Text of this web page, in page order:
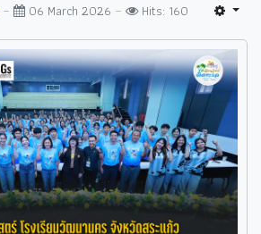
06 March 2026 Hits: 160